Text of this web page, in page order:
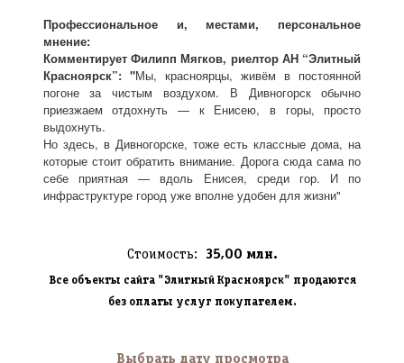
Профессиональное и, местами, персональное
мнение:
Комментирует Филипп Мягков, риелтор АН “Элитный
Красноярск”: "Мы, красноярцы, живём в постоянной
погоне за чистым воздухом. В Дивногорск обычно
приезжаем отдохнуть — к Енисею, в горы, просто
выдохнуть.
Но здесь, в Дивногорске, тоже есть классные дома, на
которые стоит обратить внимание. Дорога сюда сама по
себе приятная — вдоль Енисея, среди гор. И по
инфраструктуре город уже вполне удобен для жизни"
Стоимость: 35,00 млн.
Все объекты сайта "Элитный Красноярск" продаются
без оплаты услуг покупателем.
Выбрать дату просмотра